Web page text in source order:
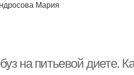
Мария
на питьевой диете.